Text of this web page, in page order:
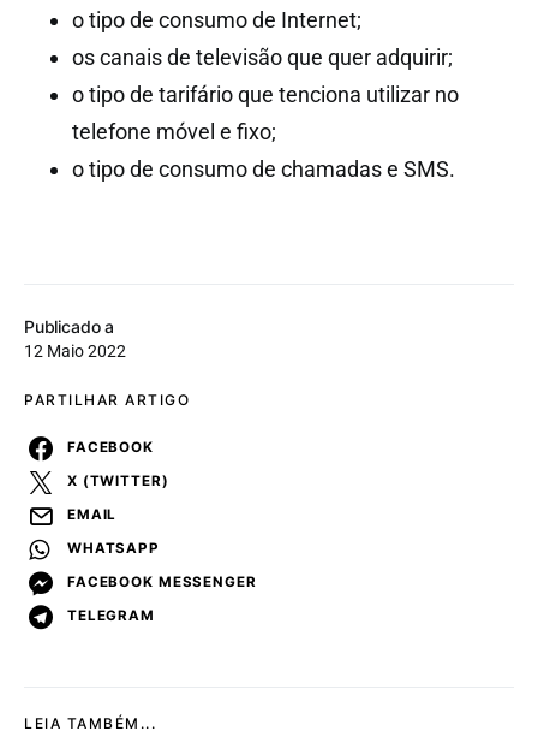
Publicado a
12 Maio 2022
PARTILHAR ARTIGO
FACEBOOK
X (TWITTER)
EMAIL
WHATSAPP
FACEBOOK MESSENGER
TELEGRAM
o tipo de consumo de Internet;
os canais de televisão que quer adquirir;
o tipo de tarifário que tenciona utilizar no
telefone móvel e fixo;
o tipo de consumo de chamadas e SMS.
LEIA TAMBÉM...